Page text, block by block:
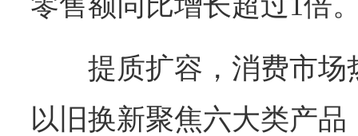
提质扩容，消费市
以旧换新聚焦六大类产